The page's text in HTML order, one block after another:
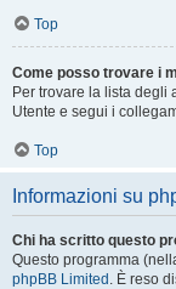
Top
Come posso trovare i
Per trovare la lista degli
Utente e segui i
Top
Informazioni su
Chi ha scritto questo
Questo programma
phpBB Limited . È reso